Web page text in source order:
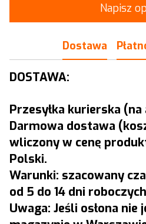
Napisz
Dostawa
DOSTAWA:
Przesyłka kurierska (na
Darmowa dostawa
wliczony w cenę
Polski.
Warunki: szacowany
od 5 do 14 dni
Uwaga: Jeśli osłona